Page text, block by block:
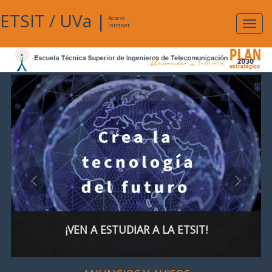
ETSIT / UVa |
Acceso
Intranet
¡VEN A ESTUDIAR A LA ETSIT!